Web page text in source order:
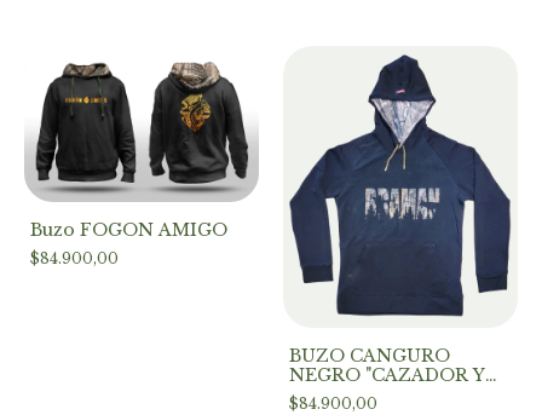
Buzo FOGON AMIGO
$84.900,00
BUZO CANGURO
NEGRO "CAZADOR Y
CIERVO"
$84.900,00